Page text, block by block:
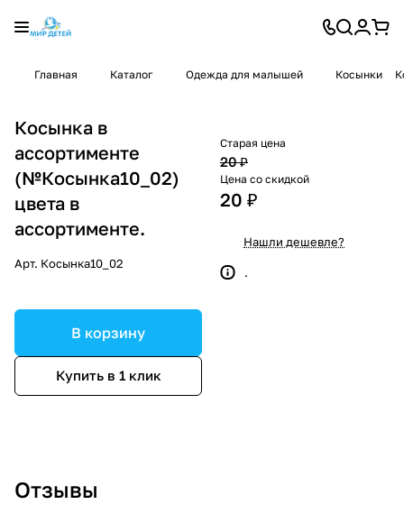
Главная Каталог Одежда для малышей Косынки
Косынка в
ассортименте
(№Косынка10_02)
цвета в
ассортименте.
Арт. Косынка10_02
В корзину
Купить в 1 клик
Старая цена
20 ₽
Цена со скидкой
20 ₽
Нашли дешевле?
.
Отзывы